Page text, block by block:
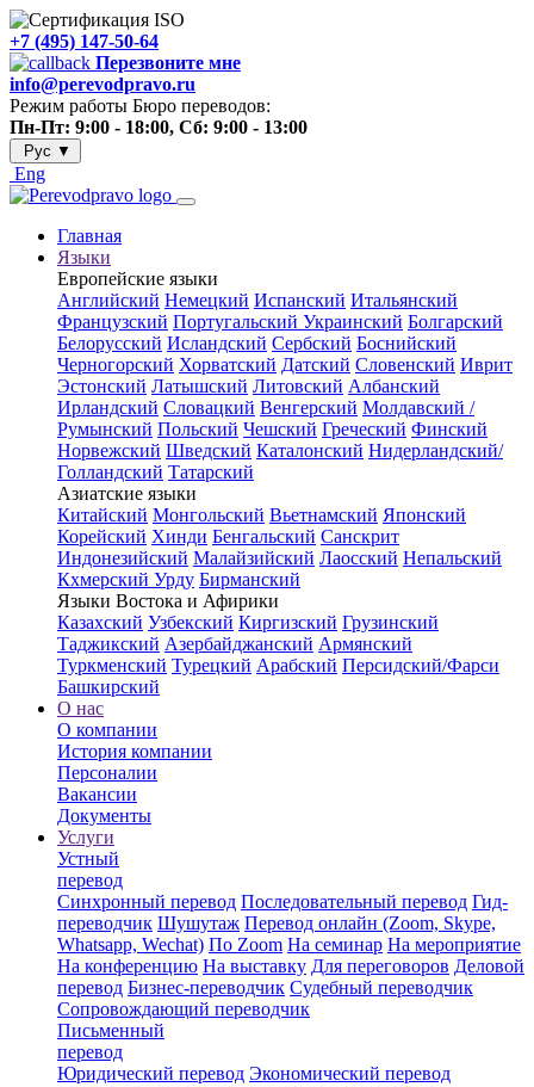
+7 (495) 147-50-64
Перезвоните мне
info@perevodpravo.ru
Режим работы Бюро переводов:
Пн-Пт: 9:00 - 18:00, Сб: 9:00 - 13:00
Рус ▼
Eng
Главная
Языки
Европейские языки
Английский Немецкий Испанский Итальянский
Французский Португальский Украинский Болгарский
Белорусский Исландский Сербский Боснийский
Черногорский Хорватский Датский Словенский Иврит
Эстонский Латышский Литовский Албанский
Ирландский Словацкий Венгерский Молдавский /
Румынский Польский Чешский Греческий Финский
Норвежский Шведский Каталонский Нидерландский/
Голландский Татарский
Азиатские языки
Китайский Монгольский Вьетнамский Японский
Корейский Хинди Бенгальский Санскрит
Индонезийский Малайзийский Лаосский Непальский
Кхмерский Урду Бирманский
Языки Востока и Афирики
Казахский Узбекский Киргизский Грузинский
Таджикский Азербайджанский Армянский
Туркменский Турецкий Арабский Персидский/Фарси
Башкирский
О нас
О компании
История компании
Персоналии
Вакансии
Документы
Услуги
Устный
перевод
Синхронный перевод Последовательный перевод Гид-
переводчик Шушутаж Перевод онлайн (Zoom, Skype,
Whatsapp, Wechat) По Zoom На семинар На мероприятие
На конференцию На выставку Для переговоров Деловой
перевод Бизнес-переводчик Судебный переводчик
Сопровождающий переводчик
Письменный
перевод
Юридический перевод Экономический перевод